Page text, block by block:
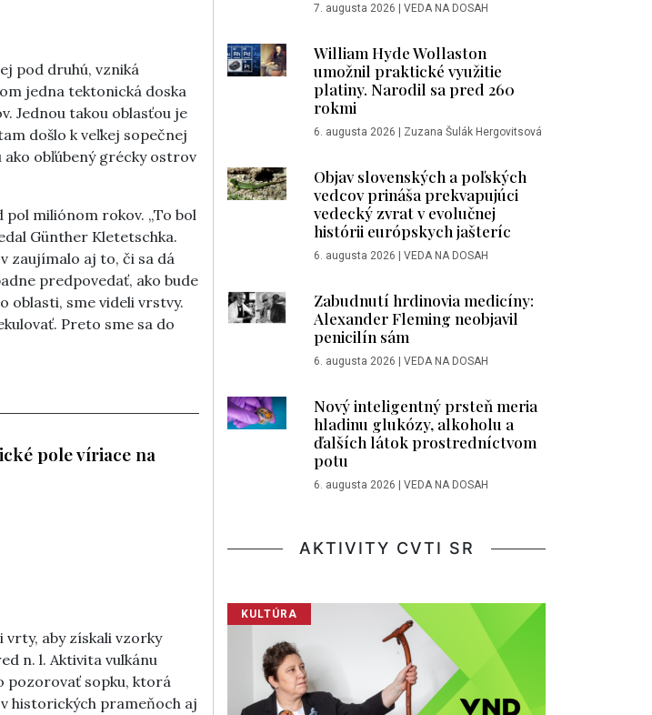
pod druhú, vzniká
jedna tektonická doska
Jednou takou oblasťou je
došlo k veľkej sopečnej
obľúbený grécky ostrov
miliónom rokov. „To bol
Günther Kletetschka.
zaujímalo aj to, či sa dá
predpovedať, ako bude
oblasti, sme videli vrstvy.
Preto sme sa do
pole víriace na
aby získali vzorky
n. l. Aktivita vulkánu
pozorovať sopku, ktorá
historických prameňoch aj
7. augusta 2026 | VEDA NA DOSAH
William Hyde Wollaston
umožnil praktické využitie
platiny. Narodil sa pred 260
rokmi
6. augusta 2026 | Zuzana Šulák Hergovitsová
Objav slovenských a poľských
vedcov prináša prekvapujúci
vedecký zvrat v evolučnej
histórii európskych jašteríc
6. augusta 2026 | VEDA NA DOSAH
Zabudnutí hrdinovia medicíny:
Alexander Fleming neobjavil
penicilín sám
6. augusta 2026 | VEDA NA DOSAH
Nový inteligentný prsteň meria
hladinu glukózy, alkoholu a
ďalších látok prostredníctvom
potu
6. augusta 2026 | VEDA NA DOSAH
AKTIVITY CVTI SR
KULTÚRA